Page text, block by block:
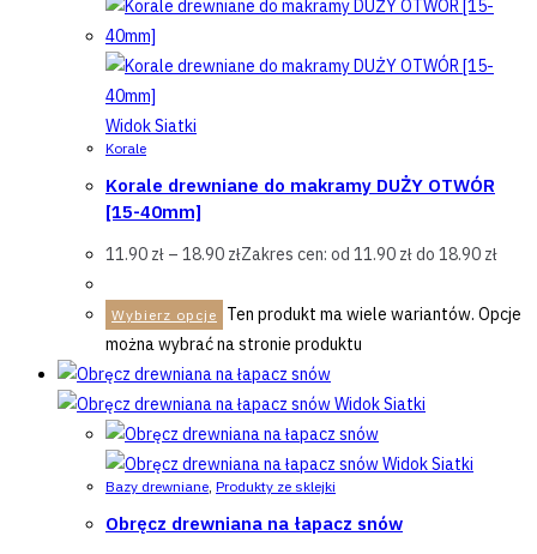
Widok Siatki
Korale
Korale drewniane do makramy DUŻY OTWÓR
[15-40mm]
11.90 zł – 18.90 złZakres cen: od 11.90 zł do 18.90 zł
Wybierz opcje
Ten produkt ma wiele wariantów. Opcje
można wybrać na stronie produktu
Widok Siatki
Widok Siatki
Bazy drewniane, Produkty ze sklejki
Obręcz drewniana na łapacz snów